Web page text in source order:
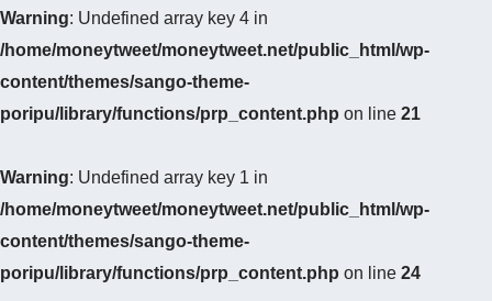
Warning: Undefined array key 4 in
/home/moneytweet/moneytweet.net/public_html/wp-
content/themes/sango-theme-
poripu/library/functions/prp_content.php on line 21
Warning: Undefined array key 1 in
/home/moneytweet/moneytweet.net/public_html/wp-
content/themes/sango-theme-
poripu/library/functions/prp_content.php on line 24